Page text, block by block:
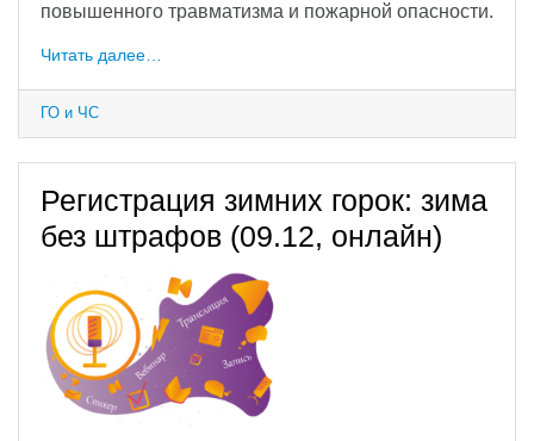
повышенного травматизма и пожарной опасности.
Читать далее…
ГО и ЧС
Регистрация зимних горок: зима
без штрафов (09.12, онлайн)